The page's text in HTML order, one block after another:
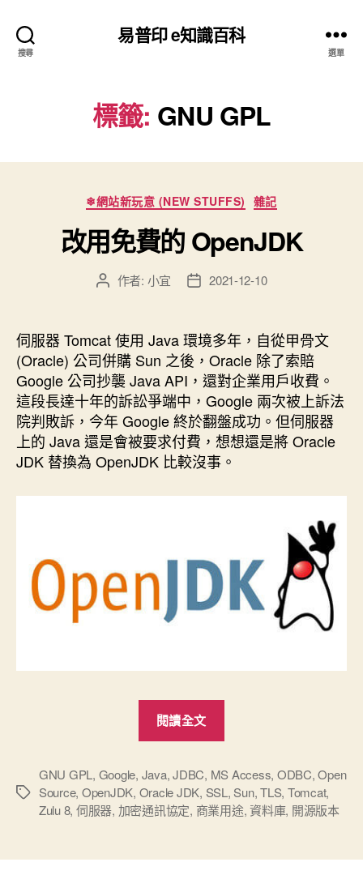
搜尋
易普印 e知識百科
選單
標籤: GNU GPL
分
類
❄網站新玩意 (NEW STUFFS) 雜記
改用免費的 OpenJDK
文
者
作者: 小宜
文
佈
日
期
2021-12-10
伺服器 Tomcat 使用 Java 環境多年，自從甲骨文
(Oracle) 公司併購 Sun 之後，Oracle 除了索賠
Google 公司抄襲 Java API，還對企業用戶收費。
這段長達十年的訴訟爭端中，Google 兩次被上訴法
院判敗訴，今年 Google 終於翻盤成功。但伺服器
上的 Java 還是會被要求付費，想想還是將 Oracle
JDK 替換為 OpenJDK 比較沒事。
閱讀全文
費
的
OpenJDK”
標
GNU GPL, Google, Java,JDBC, MS Access, ODBC,Open
Source, OpenJDK, Oracle JDK, SSL,Sun,TLS, Tomcat,
Zulu 8, 伺服器, 加密通訊協定, 商業用途,資料庫, 開源版本